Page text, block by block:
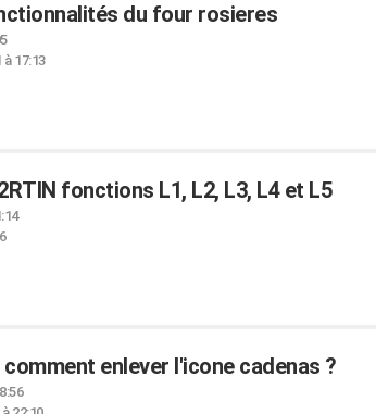
du four rosieres
à 17:13
fonctions L1, L2, L3, L4 et L5
enlever l'icone cadenas ?